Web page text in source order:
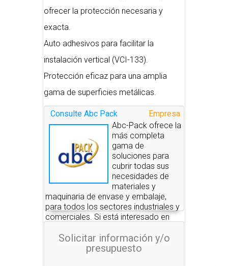
ofrecer la protección necesaria y
exacta.
Auto adhesivos para facilitar la
instalación vertical (VCI-133).
Protección eficaz para una amplia
gama de superficies metálicas.
Empresa
Consulte Abc Pack
Abc-Pack ofrece la
más completa
gama de
soluciones para
cubrir todas sus
necesidades de
materiales y
maquinaria de envase y embalaje,
para todos los sectores industriales y
comerciales. Si está interesado en
le pondremos en contacto con las
empresas que se los pueden
Solicitar información y/o
presupuesto